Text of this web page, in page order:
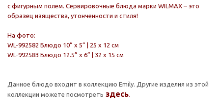
с фигурным полем. Сервировочные блюда марки WILMAX – это
образец изящества, утонченности и стиля!
На фото:
WL-992582 Блюдо 10” x 5” | 25 x 12 см
WL-992583 Блюдо 12.5” x 6” | 32 x 15 см
Данное блюдо входит в коллекцию Emily. Другие изделия из этой
коллекции можете посмотреть здесь.